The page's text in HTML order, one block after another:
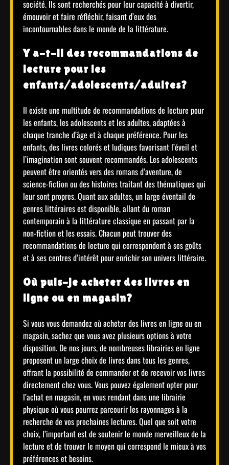
société. Ils sont recherchés pour leur capacité à divertir,
émouvoir et faire réfléchir, faisant d’eux des
incontournables dans le monde de la littérature.
Y a-t-il des recommandations de
lecture pour les
enfants/adolescents/adultes?
Il existe une multitude de recommandations de lecture pour
les enfants, les adolescents et les adultes, adaptées à
chaque tranche d’âge et à chaque préférence. Pour les
enfants, des livres colorés et ludiques favorisant l’éveil et
l’imagination sont souvent recommandés. Les adolescents
peuvent être orientés vers des romans d’aventure, de
science-fiction ou des histoires traitant des thématiques qui
leur sont propres. Quant aux adultes, un large éventail de
genres littéraires est disponible, allant du roman
contemporain à la littérature classique en passant par la
non-fiction et les essais. Chacun peut trouver des
recommandations de lecture qui correspondent à ses goûts
et à ses centres d’intérêt pour enrichir son univers littéraire.
Où puis-je acheter des livres en
ligne ou en magasin?
Si vous vous demandez où acheter des livres en ligne ou en
magasin, sachez que vous avez plusieurs options à votre
disposition. De nos jours, de nombreuses librairies en ligne
proposent un large choix de livres dans tous les genres,
offrant la possibilité de commander et de recevoir vos livres
directement chez vous. Vous pouvez également opter pour
l’achat en magasin, en vous rendant dans une librairie
physique où vous pourrez parcourir les rayonnages à la
recherche de vos prochaines lectures. Quel que soit votre
choix, l’important est de soutenir le monde merveilleux de la
lecture et de trouver le moyen qui correspond le mieux à vos
préférences et besoins.